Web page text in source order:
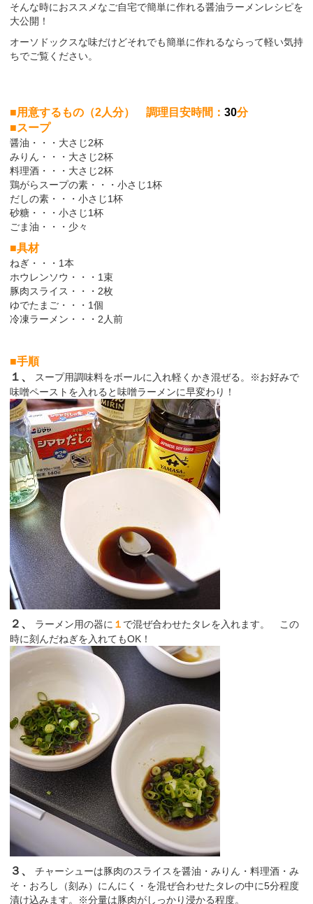
そんな時におススメなご自宅で簡単に作れる醤油ラーメンレシピを
大公開！
オーソドックスな味だけどそれでも簡単に作れるならって軽い気持
ちでご覧ください。
■用意するもの（2人分） 調理目安時間： 30分
■スープ
醤油・・・大さじ2杯
みりん・・・大さじ2杯
料理酒・・・大さじ2杯
鶏がらスープの素・・・小さじ1杯
だしの素・・・小さじ1杯
砂糖・・・小さじ1杯
ごま油・・・少々
■具材
ねぎ・・・1本
ホウレンソウ・・・1束
豚肉スライス・・・2枚
ゆでたまご・・・1個
冷凍ラーメン・・・2人前
■手順
１、
スープ用調味料をボールに入れ軽くかき混ぜる。※お好みで
味噌ペーストを入れると味噌ラーメンに早変わり！
２、 ラーメン用の器に １ で混ぜ合わせたタレを入れます。 この
時に刻んだねぎを入れてもOK！
３、 チャーシューは豚肉のスライスを醤油・みりん・料理酒・み
そ・おろし（刻み）にんにく・を混ぜ合わせたタレの中に5分程度
漬け込みます。※分量は豚肉がしっかり浸かる程度。